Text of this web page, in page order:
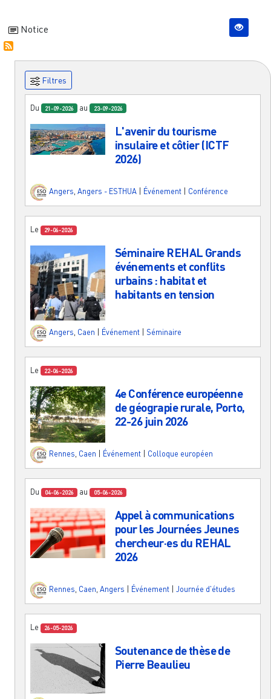
Notice
Filtres
Du 21-09-2026 au 23-09-2026
L'avenir du tourisme
insulaire et côtier (ICTF
2026)
Angers, Angers - ESTHUA Événement Conférence
Le 29-06-2026
Séminaire REHAL Grands
événements et conflits
urbains : habitat et
habitants en tension
Angers Caen Événement Séminaire
Le 22-06-2026
4e Conférence européenne
de géograpie rurale, Porto,
22-26 juin 2026
Rennes Caen Événement Colloque européen
Du 04-06-2026 au 05-06-2026
Appel à communications
pour les Journées Jeunes
chercheur·es du REHAL
2026
Rennes, Caen, Angers Événement Journée d'études
Le 26-05-2026
Soutenance de thèse de
Pierre Beaulieu